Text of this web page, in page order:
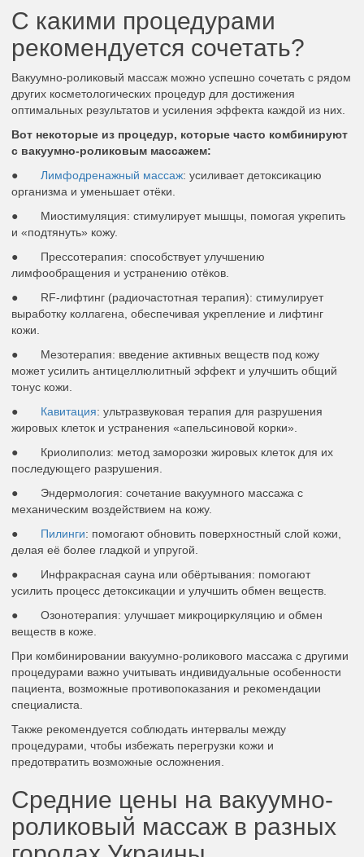
С какими процедурами
рекомендуется сочетать?
Вакуумно-роликовый массаж можно успешно сочетать с рядом
других косметологических процедур для достижения
оптимальных результатов и усиления эффекта каждой из них.
Вот некоторые из процедур, которые часто комбинируют
с вакуумно-роликовым массажем:
● Лимфодренажный массаж: усиливает детоксикацию
организма и уменьшает отёки.
● Миостимуляция: стимулирует мышцы, помогая укрепить
и «подтянуть» кожу.
● Прессотерапия: способствует улучшению
лимфообращения и устранению отёков.
● RF-лифтинг (радиочастотная терапия): стимулирует
выработку коллагена, обеспечивая укрепление и лифтинг
кожи.
● Мезотерапия: введение активных веществ под кожу
может усилить антицеллюлитный эффект и улучшить общий
тонус кожи.
● Кавитация: ультразвуковая терапия для разрушения
жировых клеток и устранения «апельсиновой корки».
● Криолиполиз: метод заморозки жировых клеток для их
последующего разрушения.
● Эндермология: сочетание вакуумного массажа с
механическим воздействием на кожу.
● Пилинги: помогают обновить поверхностный слой кожи,
делая её более гладкой и упругой.
● Инфракрасная сауна или обёртывания: помогают
усилить процесс детоксикации и улучшить обмен веществ.
● Озонотерапия: улучшает микроциркуляцию и обмен
веществ в коже.
При комбинировании вакуумно-роликового массажа с другими
процедурами важно учитывать индивидуальные особенности
пациента, возможные противопоказания и рекомендации
специалиста.
Также рекомендуется соблюдать интервалы между
процедурами, чтобы избежать перегрузки кожи и
предотвратить возможные осложнения.
Средние цены на вакуумно-
роликовый массаж в разных